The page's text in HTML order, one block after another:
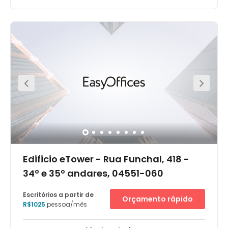
once a small missionary outpost has grown into the
most populous city in the Southern Hemisphere,
drinks at Villa Mix or client dinners at Ici Brasserie, this
location gives you access to the neighborhood's premier
dining and nightlife hot spots, plus you’ll also be near
Parque do Povo, where you can recharge your creative
energy with a walk in the park and a breath of fresh air.
Getting to and from work is easy with close proximity to
Marginal Pinheiros Highway and JK Avenue, not to
mention the plethora of on-site parking and bike storage.
Edificio eTower - Rua Funchal, 418 -
34º e 35º andares, 04551-060
Escritórios a partir de
R$1025 pessoa/mês
Orçamento rápido